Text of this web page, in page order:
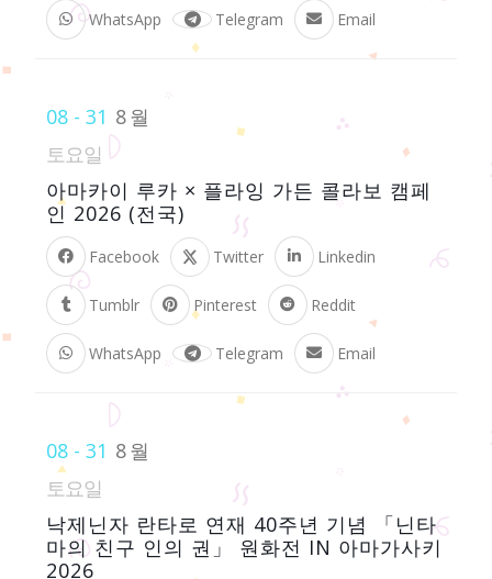
WhatsApp Telegram Email
08 - 31 8월
토요일
아마카이 루카 × 플라잉 가든 콜라보 캠페
인 2026 (전국)
Facebook Twitter Linkedin
Tumblr Pinterest Reddit
WhatsApp Telegram Email
08 - 31 8월
토요일
낙제닌자 란타로 연재 40주년 기념 「닌타
마의 친구 인의 권」 원화전 IN 아마가사키
2026